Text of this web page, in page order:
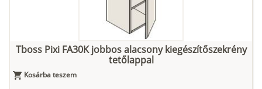
Nádzöld
Tboss Pixi FA30K jobbos alacsony kiegészítőszekrény
tetőlappal
Kosárba teszem